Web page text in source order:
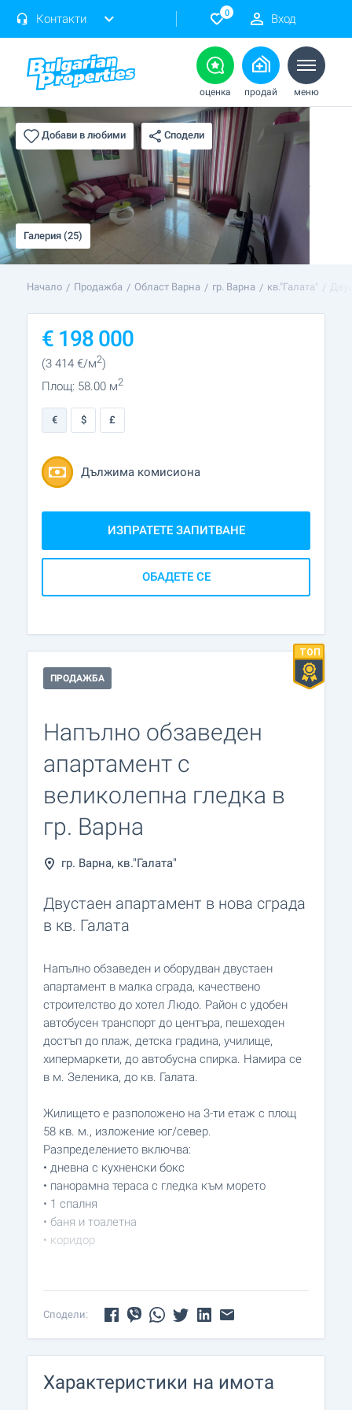
Контакти 0 Вход
оценка продай меню
Добави в любими Сподели
Галерия (25)
Начало Продажба Област Варна гр. Варна кв."Галата"
€ 198 000
(3 414 €/м2)
Площ: 58.00 м2
€ $ £
Дължима комисиона
ИЗПРАТЕТЕ ЗАПИТВАНЕ
ОБАДЕТЕ СЕ
ПРОДАЖБА
Напълно обзаведен
апартамент с
великолепна гледка в
гр. Варна
гр. Варна, кв."Галата"
Двустаен апартамент в нова сграда
в кв. Галата
Напълно обзаведен и оборудван двустаен
апартамент в малка сграда, качествено
строителство до хотел Людо. Район с удобен
автобусен транспорт до центъра, пешеходен
достъп до плаж, детска градина, училище,
хипермаркети, до автобусна спирка. Намира се
в м. Зеленика, до кв. Галата.
Жилището е разположено на 3-ти етаж с площ
58 кв. м., изложение юг/север.
Разпределението включва:
• дневна с кухненски бокс
• панорамна тераса с гледка към морето
• 1 спалня
• баня и тоалетна
• коридор
централните части на града, поради
изключително удобното и комуникативно
Можем да организираме оглед на имота в
Сподели:
Характеристики на имота